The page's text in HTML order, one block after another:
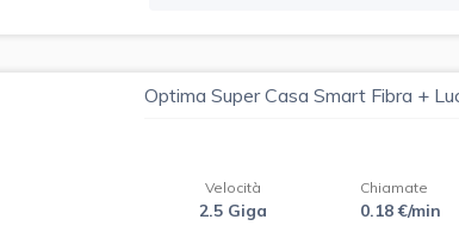
Optima Super Casa Smart Fibra +
Velocità
2.5 Giga
Chiamate
0.18 €/min